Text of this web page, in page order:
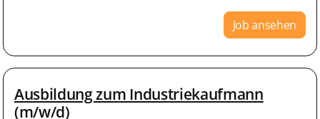
Job ansehen
Ausbildung zum Industriekaufmann
(m/w/d)